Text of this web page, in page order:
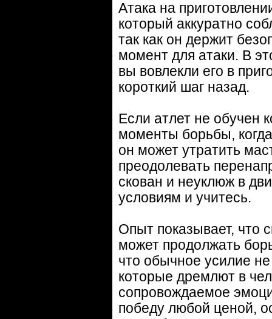
Атака на
который аккуратно
так как он держит
момент для атаки. В
вы вовлекли его в
короткий шаг назад.
Если атлет не обучен
моменты борьбы,
он может утратить
преодолевать
скован и неуклюж в
условиям и учитесь.
Опыт показывает, что
может продолжать
что обычное усилие
которые дремлют в
сопровождаемое
победу любой ценой,